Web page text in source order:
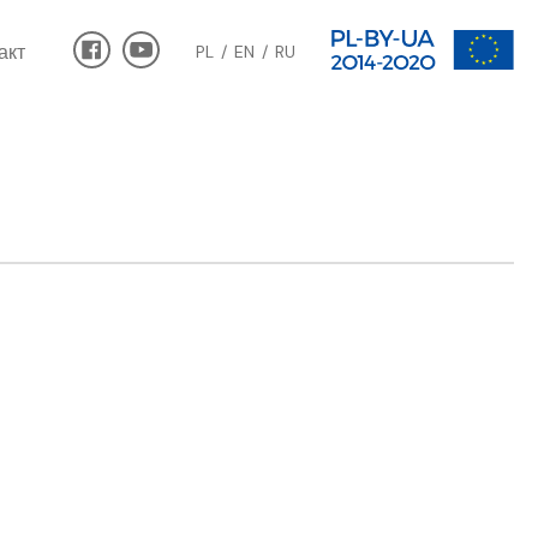
PL EN RU